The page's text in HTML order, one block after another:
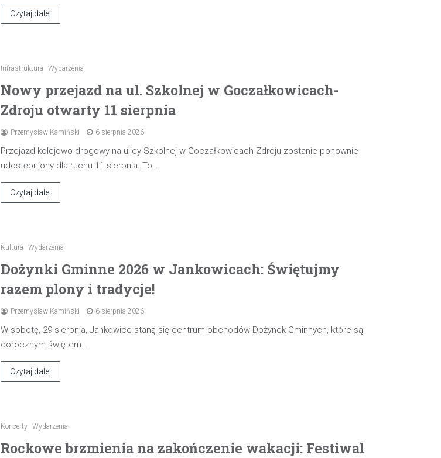
Czytaj dalej
Infrastruktura Wydarzenia
Nowy przejazd na ul. Szkolnej w Goczałkowicach-
Zdroju otwarty 11 sierpnia
Przemysław Kamiński 6 sierpnia 2026
Przejazd kolejowo-drogowy na ulicy Szkolnej w Goczałkowicach-Zdroju zostanie ponownie
udostępniony dla ruchu 11 sierpnia. To…
Czytaj dalej
Kultura Wydarzenia
Dożynki Gminne 2026 w Jankowicach: Świętujmy
razem plony i tradycje!
Przemysław Kamiński 6 sierpnia 2026
W sobotę, 29 sierpnia, Jankowice staną się centrum obchodów Dożynek Gminnych, które są
corocznym świętem…
Czytaj dalej
Koncerty Wydarzenia
Rockowe brzmienia na zakończenie wakacji: Festiwal